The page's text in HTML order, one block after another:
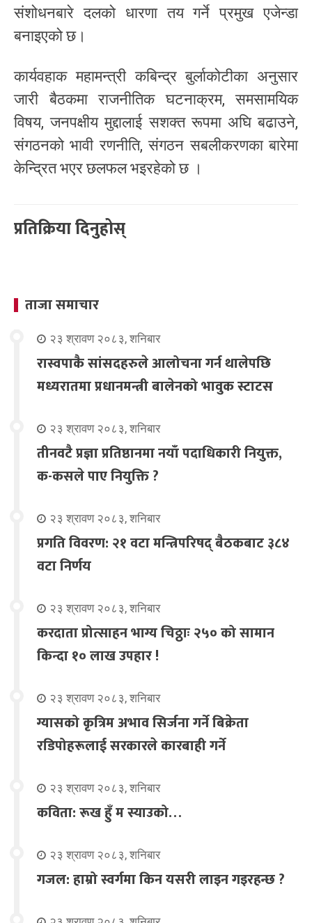
संशोधनबारे दलको धारणा तय गर्ने प्रमुख एजेन्डा
बनाइएको छ।
कार्यवहाक महामन्त्री कबिन्द्र बुर्लाकोटीका अनुसार
जारी बैठकमा राजनीतिक घटनाक्रम, समसामयिक
विषय, जनपक्षीय मुद्दालाई सशक्त रूपमा अघि बढाउने,
संगठनको भावी रणनीति, संगठन सबलीकरणका बारेमा
केन्द्रित भएर छलफल भइरहेको छ ।
प्रतिक्रिया दिनुहोस्
ताजा समाचार
२३ श्रावण २०८३, शनिबार
रास्वपाकै सांसदहरुले आलोचना गर्न थालेपछि
मध्यरातमा प्रधानमन्त्री बालेनको भावुक स्टाटस
२३ श्रावण २०८३, शनिबार
तीनवटै प्रज्ञा प्रतिष्ठानमा नयाँ पदाधिकारी नियुक्त,
क-कसले पाए नियुक्ति ?
२३ श्रावण २०८३, शनिबार
प्रगति विवरण: २१ वटा मन्त्रिपरिषद् बैठकबाट ३८४
वटा निर्णय
२३ श्रावण २०८३, शनिबार
करदाता प्रोत्साहन भाग्य चिठ्ठाः २५० को सामान
किन्दा १० लाख उपहार !
२३ श्रावण २०८३, शनिबार
ग्यासको कृत्रिम अभाव सिर्जना गर्ने बिक्रेता
रडिपोहरूलाई सरकारले कारबाही गर्ने
२३ श्रावण २०८३, शनिबार
कविता: रूख हुँ म स्याउको…
२३ श्रावण २०८३, शनिबार
गजल: हाम्रो स्वर्गमा किन यसरी लाइन गइरहन्छ ?